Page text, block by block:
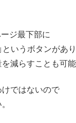
ージ最下部に
というボタンがあり
減らすことも可
ではないので